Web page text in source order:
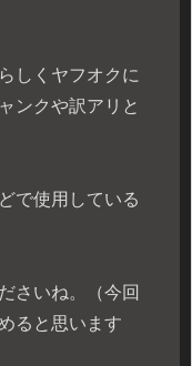
しくヤフオクに
ンクや訳アリと
で使用している
さいね。（今回
ると思います